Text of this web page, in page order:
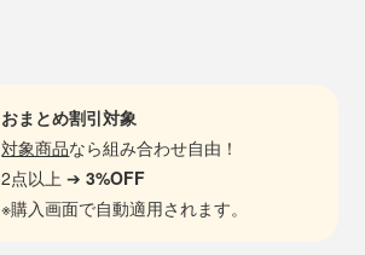
おまとめ割引対象
対象商品なら組み合わせ自由！
2点以上 ➔3%OFF
※購入画面で自動適用されます。